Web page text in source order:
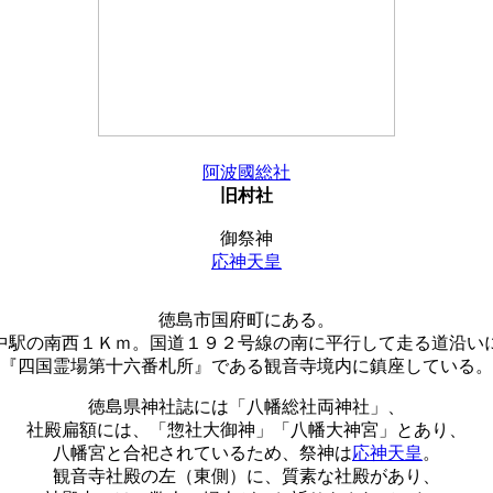
阿波國総社
旧村社
御祭神
応神天皇
徳島市国府町にある。
駅の南西１Ｋｍ。国道１９２号線の南に平行して走る道沿い
『四国霊場第十六番札所』である観音寺境内に鎮座している。
徳島県神社誌には「八幡総社両神社」、
社殿扁額には、「惣社大御神」「八幡大神宮」とあり、
八幡宮と合祀されているため、祭神は応神天皇 。
観音寺社殿の左（東側）に、質素な社殿があり、